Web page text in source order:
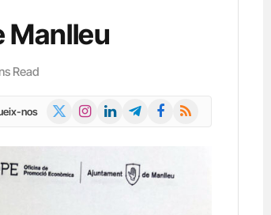
Manlleu
Read
nos InstagramLinkedInTelegramFacebook
RSS